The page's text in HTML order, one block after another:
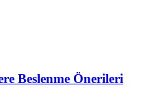
Beslenme Önerileri